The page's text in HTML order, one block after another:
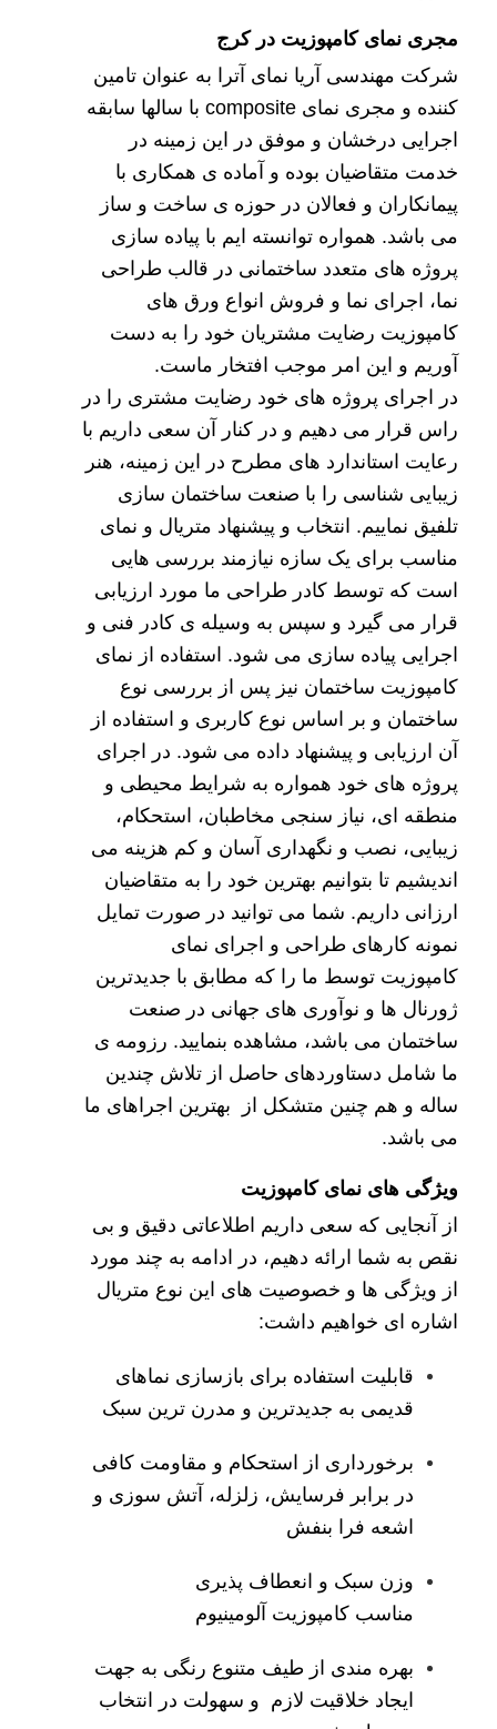
مجری نمای کامپوزیت در کرج
شرکت مهندسی آریا نمای آترا به عنوان تامین
کننده و مجری نمای
با سالها سابقه
اجرایی درخشان و موفق در این زمینه در
خدمت متقاضیان بوده و آماده ی همکاری با
پیمانکاران و فعالان در حوزه ی ساخت و ساز
می باشد. همواره توانسته ایم با پیاده سازی
پروژه های متعدد ساختمانی در قالب طراحی
نما، اجرای نما و فروش انواع ورق های
کامپوزیت رضایت مشتریان خود را به دست
آوریم و این امر موجب افتخار ماست.
در اجرای پروژه های خود رضایت مشتری را در
راس قرار می دهیم و در کنار آن سعی داریم با
رعایت استاندارد های مطرح در این زمینه، هنر
زیبایی شناسی را با صنعت ساختمان سازی
تلفیق نماییم. انتخاب و پیشنهاد متریال و نمای
مناسب برای یک سازه نیازمند بررسی هایی
است که توسط کادر طراحی ما مورد ارزیابی
قرار می گیرد و سپس به وسیله ی کادر فنی و
اجرایی پیاده سازی می شود. استفاده از نمای
کامپوزیت ساختمان نیز پس از بررسی نوع
ساختمان و بر اساس نوع کاربری و استفاده از
آن ارزیابی و پیشنهاد داده می شود. در اجرای
پروژه های خود همواره به شرایط محیطی و
منطقه ای، نیاز سنجی مخاطبان، استحکام،
زیبایی، نصب و نگهداری آسان و کم هزینه می
اندیشیم تا بتوانیم بهترین خود را به متقاضیان
ارزانی داریم. شما می توانید در صورت تمایل
نمونه کارهای طراحی و اجرای نمای
کامپوزیت توسط ما را که مطابق با جدیدترین
ژورنال ها و نوآوری های جهانی در صنعت
ساختمان می باشد، مشاهده بنمایید. رزومه ی
ما شامل دستاوردهای حاصل از تلاش چندین
ساله و هم چنین متشکل از بهترین اجراهای ما
می باشد.
ویژگی های نمای کامپوزیت
از آنجایی که سعی داریم اطلاعاتی دقیق و بی
نقص به شما ارائه دهیم، در ادامه به چند مورد
از ویژگی ها و خصوصیت های این نوع متریال
اشاره ای خواهیم داشت:
قابلیت استفاده برای بازسازی نماهای
قدیمی به جدیدترین و مدرن ترین سبک
برخورداری از استحکام و مقاومت کافی
در برابر فرسایش، زلزله، آتش سوزی و
اشعه فرا بنفش
وزن سبک و انعطاف پذیری
مناسب کامپوزیت آلومینیوم
بهره مندی از طیف متنوع رنگی به جهت
ایجاد خلاقیت لازم و سهولت در انتخاب